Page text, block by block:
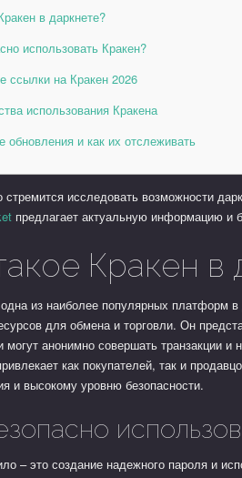
в даркнете?
использовать Кракен?
ссылки на Кракен 2026
использования Кракена
обновления и как их отслеживать
стремится исследовать возможности
предлагает актуальную информацию и
Кракен в
из наиболее популярных платформ
для обмена и торговли. Он
могут анонимно совершать транзакции и
как покупателей, так и
и высокому уровню безопасности.
– это создание надежного пароля и